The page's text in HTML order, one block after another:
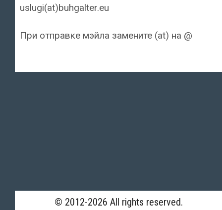
uslugi(at)buhgalter.eu
При отправке мэйла замените (at) на @
© 2012-2026 All rights reserved.